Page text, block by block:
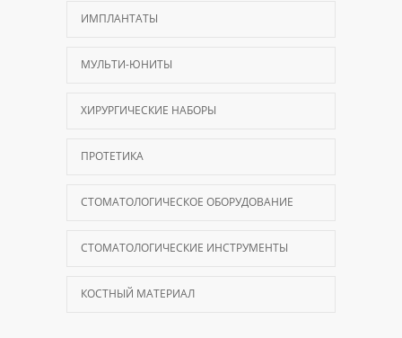
ИМПЛАНТАТЫ
МУЛЬТИ-ЮНИТЫ
ХИРУРГИЧЕСКИЕ НАБОРЫ
ПРОТЕТИКА
СТОМАТОЛОГИЧЕСКОЕ ОБОРУДОВАНИЕ
СТОМАТОЛОГИЧЕСКИЕ ИНСТРУМЕНТЫ
КОСТНЫЙ МАТЕРИАЛ